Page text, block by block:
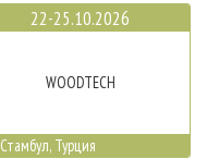
22-25.10.2026
WOODTECH
Стамбул, Турция